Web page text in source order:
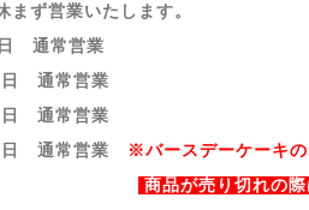
まず営業いたします。
通常営業
通常営業
通常営業
通常営業
※バースデーケーキの
商品が売り切れの